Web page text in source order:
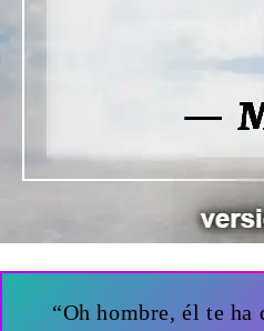
“Oh hombre, él te ha